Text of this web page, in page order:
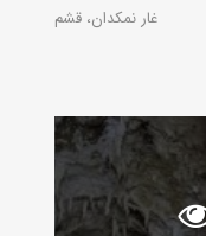
غار نمکدان، قشم